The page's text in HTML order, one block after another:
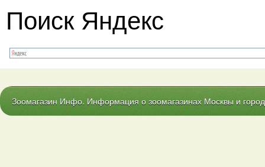
Поиск Яндекс
Зоомагазин Инфо. Информация о зоомагазинах Москвы и